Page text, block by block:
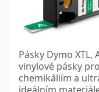
Pásky Dymo
vinylové pásky
chemikáliím a